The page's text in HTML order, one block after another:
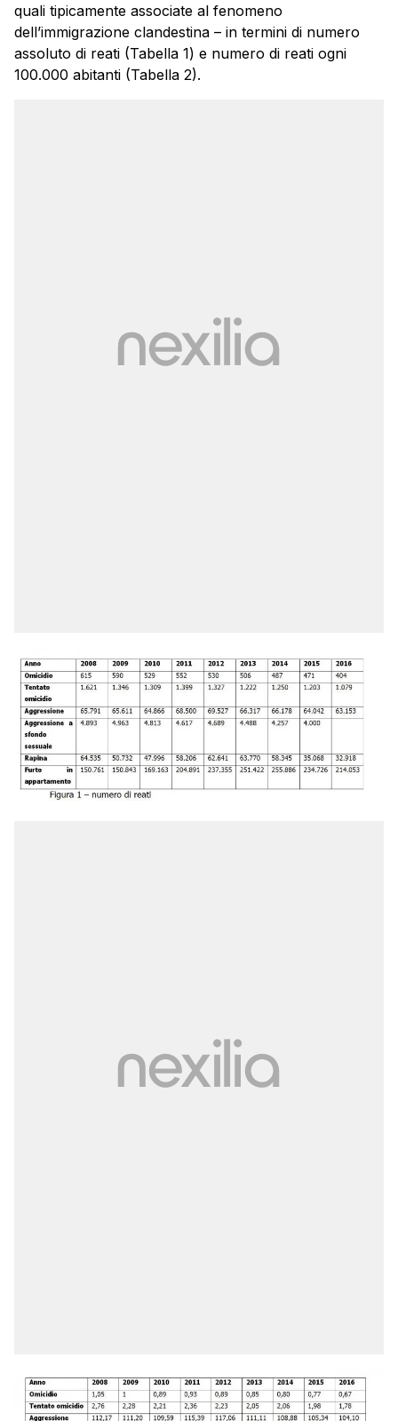
quali tipicamente associate al fenomeno
dell’immigrazione clandestina – in termini di numero
assoluto di reati (Tabella 1) e numero di reati ogni
100.000 abitanti (Tabella 2).